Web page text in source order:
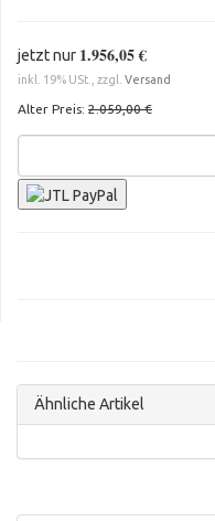
jetzt nur 1.956,05 €
inkl. 19% USt., zzgl. Versand
Alter Preis: 2.059,00 €
Ähnliche Artikel